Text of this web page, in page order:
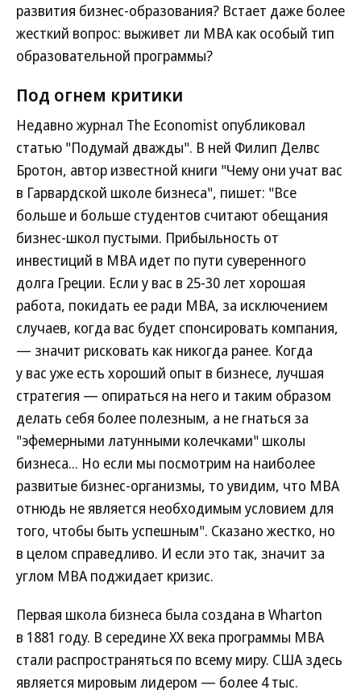
развития бизнес-образования? Встает даже более
жесткий вопрос: выживет ли МВА как особый тип
образовательной программы?
Под огнем критики
Недавно журнал The Economist опубликовал
статью "Подумай дважды". В ней Филип Делвс
Бротон, автор известной книги "Чему они учат вас
в Гарвардской школе бизнеса", пишет: "Все
больше и больше студентов считают обещания
бизнес-школ пустыми. Прибыльность от
инвестиций в MBA идет по пути суверенного
долга Греции. Если у вас в 25-30 лет хорошая
работа, покидать ее ради МВА, за исключением
случаев, когда вас будет спонсировать компания,
— значит рисковать как никогда ранее. Когда
у вас уже есть хороший опыт в бизнесе, лучшая
стратегия — опираться на него и таким образом
делать себя более полезным, а не гнаться за
"эфемерными латунными колечками" школы
бизнеса... Но если мы посмотрим на наиболее
развитые бизнес-организмы, то увидим, что MBA
отнюдь не является необходимым условием для
того, чтобы быть успешным". Сказано жестко, но
в целом справедливо. И если это так, значит за
углом МВА поджидает кризис.
Первая школа бизнеса была создана в Wharton
в 1881 году. В середине ХХ века программы МВА
стали распространяться по всему миру. США здесь
является мировым лидером — более 4 тыс.